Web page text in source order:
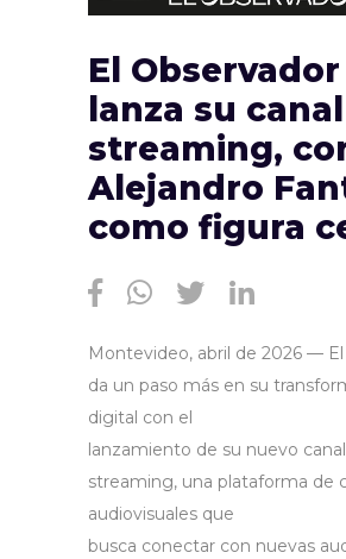
El Observador
lanza su
streaming,
Alejandro
como figura
Montevideo, abril de 2026 —
da un paso más en su
digital con el
lanzamiento de su nuevo
streaming, una plataforma de
audiovisuales que
busca conectar con nuevas